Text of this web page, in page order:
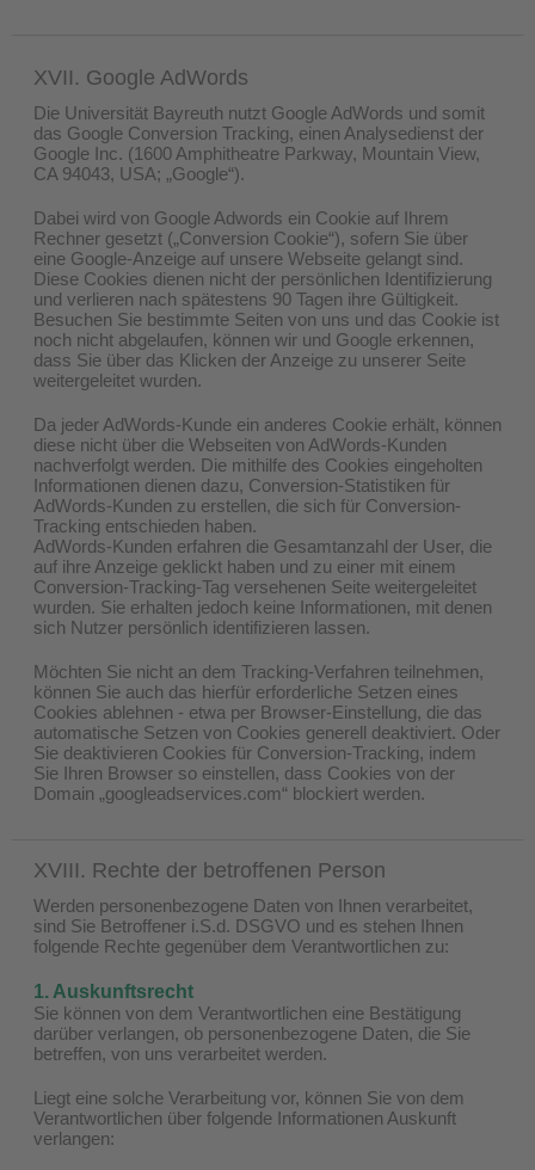
XVII. Google AdWords
Die Universität Bayreuth nutzt Google AdWords und somit
das Google Conversion Tracking, einen Analysedienst der
Google Inc. (1600 Amphitheatre Parkway, Mountain View,
CA 94043, USA; „Google“).
Dabei wird von Google Adwords ein Cookie auf Ihrem
Rechner gesetzt („Conversion Cookie“), sofern Sie über
eine Google-Anzeige auf unsere Webseite gelangt sind.
Diese Cookies dienen nicht der persönlichen Identifizierung
und verlieren nach spätestens 90 Tagen ihre Gültigkeit.
Besuchen Sie bestimmte Seiten von uns und das Cookie ist
noch nicht abgelaufen, können wir und Google erkennen,
dass Sie über das Klicken der Anzeige zu unserer Seite
weitergeleitet wurden.
Da jeder AdWords-Kunde ein anderes Cookie erhält, können
diese nicht über die Webseiten von AdWords-Kunden
nachverfolgt werden. Die mithilfe des Cookies eingeholten
Informationen dienen dazu, Conversion-Statistiken für
AdWords-Kunden zu erstellen, die sich für Conversion-
Tracking entschieden haben.
AdWords-Kunden erfahren die Gesamtanzahl der User, die
auf ihre Anzeige geklickt haben und zu einer mit einem
Conversion-Tracking-Tag versehenen Seite weitergeleitet
wurden. Sie erhalten jedoch keine Informationen, mit denen
sich Nutzer persönlich identifizieren lassen.
Möchten Sie nicht an dem Tracking-Verfahren teilnehmen,
können Sie auch das hierfür erforderliche Setzen eines
Cookies ablehnen - etwa per Browser-Einstellung, die das
automatische Setzen von Cookies generell deaktiviert. Oder
Sie deaktivieren Cookies für Conversion-Tracking, indem
Sie Ihren Browser so einstellen, dass Cookies von der
Domain „googleadservices.com“ blockiert werden.
XVIII. Rechte der betroffenen Person
Werden personenbezogene Daten von Ihnen verarbeitet,
sind Sie Betroffener i.S.d. DSGVO und es stehen Ihnen
folgende Rechte gegenüber dem Verantwortlichen zu:
1. Auskunftsrecht
Sie können von dem Verantwortlichen eine Bestätigung
darüber verlangen, ob personenbezogene Daten, die Sie
betreffen, von uns verarbeitet werden.
Liegt eine solche Verarbeitung vor, können Sie von dem
Verantwortlichen über folgende Informationen Auskunft
verlangen: